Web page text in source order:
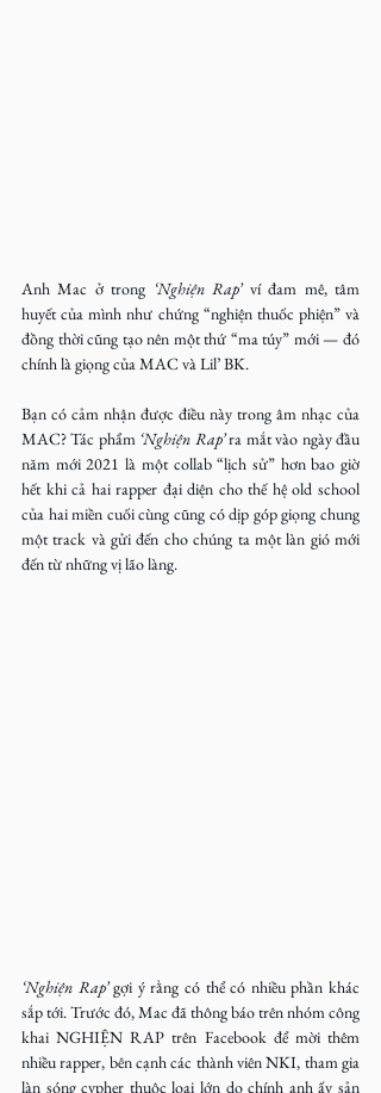
Anh Mac ở trong ‘Nghiện Rap’ ví đam mê, tâm
huyết của mình như chứng “nghiện thuốc phiện” và
đồng thời cũng tạo nên một thứ “ma túy” mới — đó
chính là giọng của MAC và Lil’ BK.
Bạn có cảm nhận được điều này trong âm nhạc của
MAC? Tác phẩm ‘Nghiện Rap’ ra mắt vào ngày đầu
năm mới 2021 là một collab “lịch sử” hơn bao giờ
hết khi cả hai rapper đại diện cho thế hệ old school
của hai miền cuối cùng cũng có dịp góp giọng chung
một track và gửi đến cho chúng ta một làn gió mới
đến từ những vị lão làng.
‘Nghiện Rap’ gợi ý rằng có thể có nhiều phần khác
sắp tới. Trước đó, Mac đã thông báo trên nhóm công
khai NGHIỆN RAP trên Facebook để mời thêm
nhiều rapper, bên cạnh các thành viên NKI, tham gia
làn sóng cypher thuộc loại lớn do chính anh ấy sản